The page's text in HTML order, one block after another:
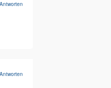
Antworten
Antworten